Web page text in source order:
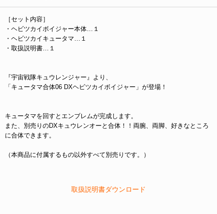
［セット内容］
・ヘビツカイボイジャー本体…１
・ヘビツカイキュータマ…１
・取扱説明書…１
『宇宙戦隊キュウレンジャー』より、
「キュータマ合体06 DXヘビツカイボイジャー」が登場！
キュータマを回すとエンブレムが完成します。
また、別売りのDXキュウレンオーと合体！！両腕、両脚、好きなところ
に合体できます。
（本商品に付属するもの以外すべて別売りです。）
取扱説明書ダウンロード